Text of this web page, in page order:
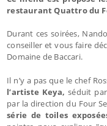
restaurant Quattro du
Durant ces soirées,
conseiller et vous faire
Domaine de Baccari.
Il n’y a pas que le chef
l’artiste Keya, séduit
par la direction du Four
série de toiles